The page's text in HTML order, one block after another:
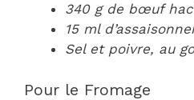
340 g de bœuf
15 ml
Sel et poivre, au
Pour le Fromage